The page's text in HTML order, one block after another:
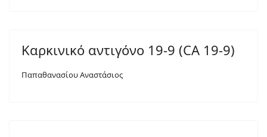
Καρκινικό αντιγόνο 19-9 (CA 19-9)
Παπαθανασίου Αναστάσιος